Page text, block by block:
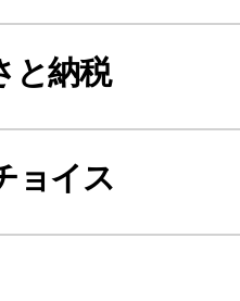
ュレーション
と納税
ョイス